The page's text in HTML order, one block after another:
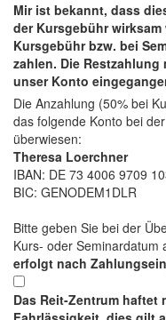
Mir ist bekannt, dass
der Kursgebühr
Kursgebühr bzw. bei
zahlen. Die
unser Konto
Die Anzahlung (50% bei
das folgende Konto bei
überwiesen:
Theresa Loerchner
IBAN: DE 73 4006 9709
BIC: GENODEM1DLR
Bitte geben Sie bei der
Kurs- oder Seminardatum
erfolgt nach
Das Reit-Zentrum haftet